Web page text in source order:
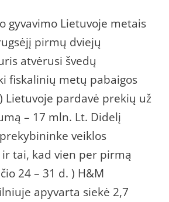
gyvavimo Lietuvoje metais
pirmų dviejų
atvėrusi švedų
fiskalinių metų pabaigos
Lietuvoje pardavė prekių už
– 17 mln. Lt. Didelį
veiklos
tai, kad vien per pirmą
24 – 31 d. ) H&M
apyvarta siekė 2,7